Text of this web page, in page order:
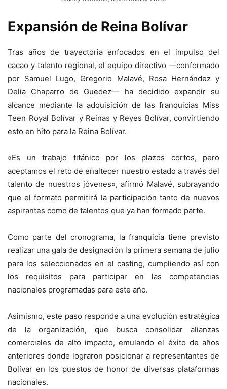
Expansión de Reina Bolívar
Tras años de trayectoria enfocados en el impulso del
cacao y talento regional, el equipo directivo —conformado
por Samuel Lugo, Gregorio Malavé, Rosa Hernández y
Delia Chaparro de Guedez— ha decidido expandir su
alcance mediante la adquisición de las franquicias Miss
Teen Royal Bolívar y Reinas y Reyes Bolívar, convirtiendo
esto en hito para la Reina Bolívar.
«Es un trabajo titánico por los plazos cortos, pero
aceptamos el reto de enaltecer nuestro estado a través del
talento de nuestros jóvenes», afirmó Malavé, subrayando
que el formato permitirá la participación tanto de nuevos
aspirantes como de talentos que ya han formado parte.
Como parte del cronograma, la franquicia tiene previsto
realizar una gala de designación la primera semana de julio
para los seleccionados en el casting, cumpliendo así con
los requisitos para participar en las competencias
nacionales programadas para este año.
Asimismo, este paso responde a una evolución estratégica
de la organización, que busca consolidar alianzas
comerciales de alto impacto, emulando el éxito de años
anteriores donde lograron posicionar a representantes de
Bolívar en los puestos de honor de diversas plataformas
nacionales.